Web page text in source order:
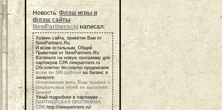
Новость: Флэш игры и
флэш сайты
NewPartnerscig написал:
Хозяин сайта, приветик Вам от
NewPartners.Ru
И всем остальным, Общий
Приветики от NewPartners.Ru
Взгляньте на новую программу для
партнеров СРА newpartners.ru
Обсолютно бесплатно предлагаем
всем по 500 рублей на баланс в
аккаунте.
Оплачиваем весь Ваш трафик с
социальных сетей по высоким
ценам!
Узнай подробнее в партнерке -
ПАРТНЕРСКАЯ ПРОГРАММА
СРА http://newpartners.ru/